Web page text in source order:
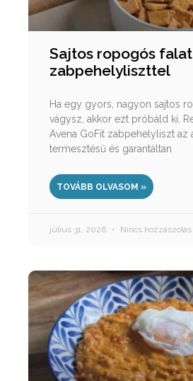
Sajtos ropogós
zabpehelyliszttel
Ha egy gyors, nagyon sajtos
vágysz, akkor ezt próbáld ki.
Avena GoFit zabpehelyliszt az
termesztésű és garantáltan
TOVÁBB OLVASOM »
július 31, 2026 Nincs hozzászólás